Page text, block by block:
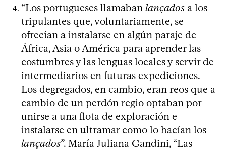
“Los portugueses llamaban lançados a los
tripulantes que, voluntariamente, se
ofrecían a instalarse en algún paraje de
África, Asia o América para aprender las
costumbres y las lenguas locales y servir de
intermediarios en futuras expediciones.
Los degregados, en cambio, eran reos que a
cambio de un perdón regio optaban por
unirse a una flota de exploración e
instalarse en ultramar como lo hacían los
lançados”. María Juliana Gandini, “Las